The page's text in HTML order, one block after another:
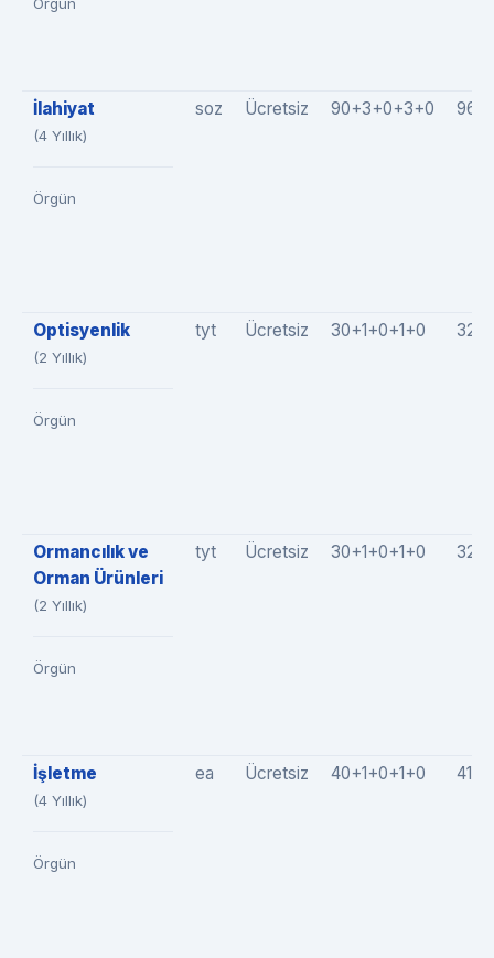
İlahiyat
(4 Yıllık)
Örgün
soz Ücretsiz 90+3+0+3+0
Optisyenlik
(2 Yıllık)
Örgün
tyt Ücretsiz 30+1+0+1+0
Ormancılık ve
Orman Ürünleri
(2 Yıllık)
Örgün
tyt Ücretsiz 30+1+0+1+0
İşletme
(4 Yıllık)
Örgün
ea Ücretsiz 40+1+0+1+0